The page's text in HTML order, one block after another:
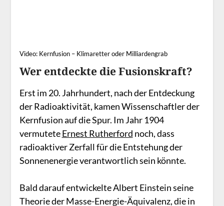
Video: Kernfusion – Klimaretter oder Milliardengrab
Wer entdeckte die Fusionskraft?
Erst im 20. Jahrhundert, nach der Entdeckung
der Radioaktivität, kamen Wissenschaftler der
Kernfusion auf die Spur. Im Jahr 1904
vermuteteErnest Rutherford noch, dass
radioaktiver Zerfall für die Entstehung der
Sonnenenergie verantwortlich sein könnte.
Bald darauf entwickelte Albert Einstein seine
Theorie der Masse-Energie-Äquivalenz, die in